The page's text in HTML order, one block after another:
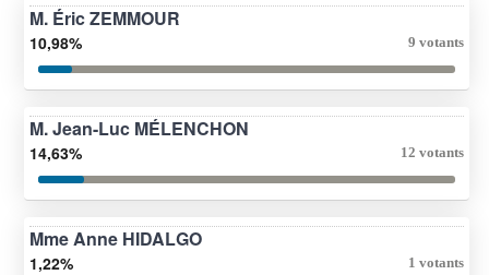
M. Éric ZEMMOUR
10,98% 9 votants
M. Jean-Luc MÉLENCHON
14,63% 12 votants
Mme Anne HIDALGO
1,22% 1 votants